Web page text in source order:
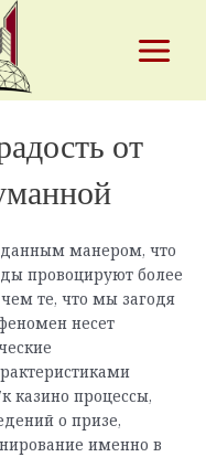
Main
от сюрприза
от
данным манером, что
провоцируют более
те, что мы загодя
несет
казино процессы,
о призе,
именно в